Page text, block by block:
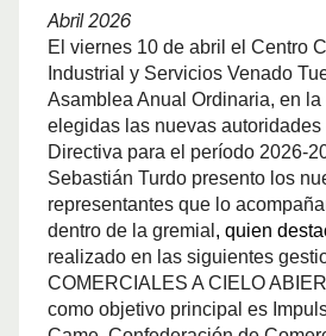
Abril 2026
El viernes 10 de abril el Centro
Industrial y Servicios Venado
Asamblea Anual Ordinaria, en la
elegidas las nuevas
Directiva para el período 2026-
Sebastián Turdo presento los
representantes que lo
dentro de la gremial , quien
realizado en las siguientes
COMERCIALES A CIELO
como objetivo principal es